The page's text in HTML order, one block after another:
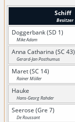
Schiff
Besitzer
Doggerbank (SD 1)
Mike Adam
Anna Catharina (SC 43)
Gerard-Jan Posthumus
Maret (SC 14)
Rainer Möller
Hauke
Hans-Georg Rahder
Seerose (Gre 7)
De Roussant